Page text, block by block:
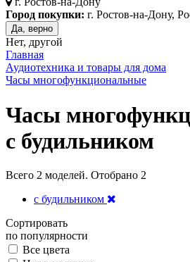
Город покупки: г. Ростов-на-Дону,
Да, верно
Нет, другой
Главная
Аудиотехника и товары для дома
Часы многофункциональные
Часы
с будильником
Всего 2 моделей. Отобрано 2
с будильником
Сортировать
по популярности
Все цвета